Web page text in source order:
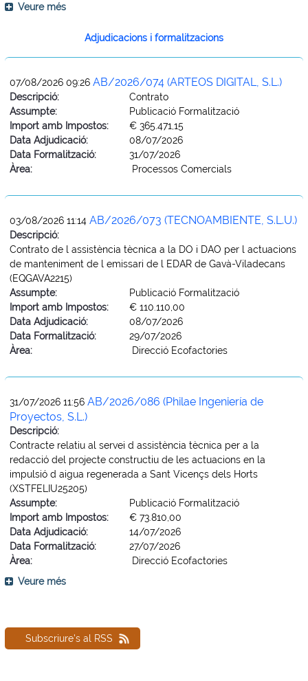
Veure més
Adjudicacions i formalitzacions
07/08/2026 09:26 AB/2026/074 (ARTEOS DIGITAL, S.L.)
Descripció:
Contrato
Assumpte:
Publicació Formalització
Import amb Impostos:
€ 365.471,15
Data Adjudicació:
08/07/2026
Data Formalització:
31/07/2026
Àrea:
Processos Comercials
03/08/2026 11:14 AB/2026/073 (TECNOAMBIENTE, S.L.U.)
Descripció:
Contrato de l assistència tècnica a la DO i DAO per l actuacions
de manteniment de l emissari de l EDAR de Gavà-Viladecans
(EQGAVA2215)
Assumpte:
Publicació Formalització
Import amb Impostos:
€ 110.110,00
Data Adjudicació:
08/07/2026
Data Formalització:
29/07/2026
Àrea:
Direcció Ecofactories
31/07/2026 11:56 AB/2026/086 (Philae Ingeniería de
Proyectos, S.L.)
Descripció:
Contracte relatiu al servei d assistència tècnica per a la
redacció del projecte constructiu de les actuacions en la
impulsió d aigua regenerada a Sant Vicençs dels Horts
(XSTFELIU25205)
Assumpte:
Publicació Formalització
Import amb Impostos:
€ 73.810,00
Data Adjudicació:
14/07/2026
Data Formalització:
27/07/2026
Àrea:
Direcció Ecofactories
Veure més
Subscriure's al RSS